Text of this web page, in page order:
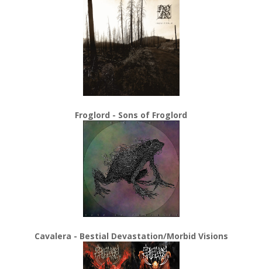
Froglord - Sons of Froglord
Cavalera - Bestial Devastation/Morbid Visions